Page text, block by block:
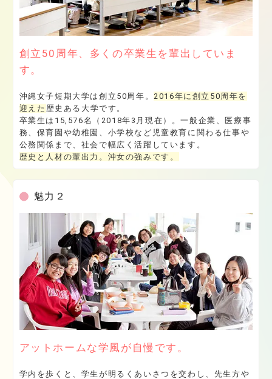
創立50周年、多くの卒業生を輩出していま
す。
沖縄女子短期大学は創立50周年。 2016年に創立50周年を
迎えた 歴史ある大学です。
卒業生は15,576名（2018年3月現在）。一般企業、医療事
務、保育園や幼稚園、小学校など児童教育に関わる仕事や
公務関係まで、社会で幅広く活躍しています。
歴史と人材の輩出力。沖女の強みです。
魅力２
アットホームな学風が自慢です。
学内を歩くと、学生が明るくあいさつを交わし、先生方や